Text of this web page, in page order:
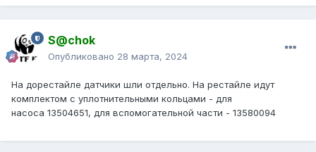
S@chok
Опубликовано 28 марта, 2024
На дорестайле датчики шли отдельно. На рестайле идут
комплектом с уплотнительными кольцами - для
насоса 13504651, для вспомогательной части - 13580094